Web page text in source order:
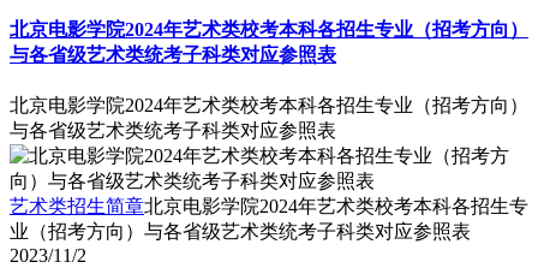
北京电影学院2024年艺术类校考本科各招生专业（招考方向）
与各省级艺术类统考子科类对应参照表
北京电影学院2024年艺术类校考本科各招生专业（招考方向）
与各省级艺术类统考子科类对应参照表
艺术类招生简章北京电影学院2024年艺术类校考本科各招生专
业（招考方向）与各省级艺术类统考子科类对应参照表
2023/11/2